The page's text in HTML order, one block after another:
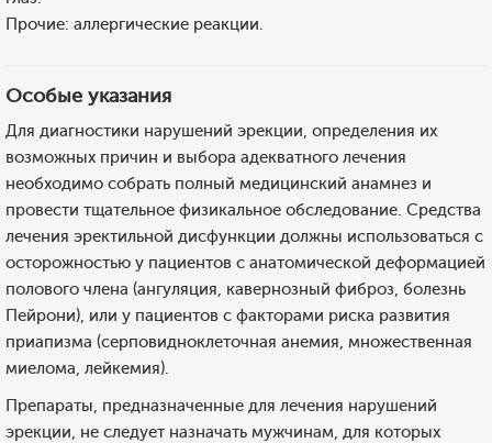
Прочие: аллергические реакции.
Особые указания
Для диагностики нарушений эрекции, определения их
возможных причин и выбора адекватного лечения
необходимо собрать полный медицинский анамнез и
провести тщательное физикальное обследование. Средства
лечения эректильной дисфункции должны использоваться с
осторожностью у пациентов с анатомической деформацией
полового члена (ангуляция, кавернозный фиброз, болезнь
Пейрони), или у пациентов с факторами риска развития
приапизма (серповидноклеточная анемия, множественная
миелома, лейкемия).
Препараты, предназначенные для лечения нарушений
эрекции, не следует назначать мужчинам, для которых